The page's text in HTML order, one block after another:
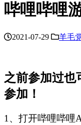
哔哩哔哩
2021-07-29 羊毛
之前参加过也
参加！
1、打开哔哩哔哩